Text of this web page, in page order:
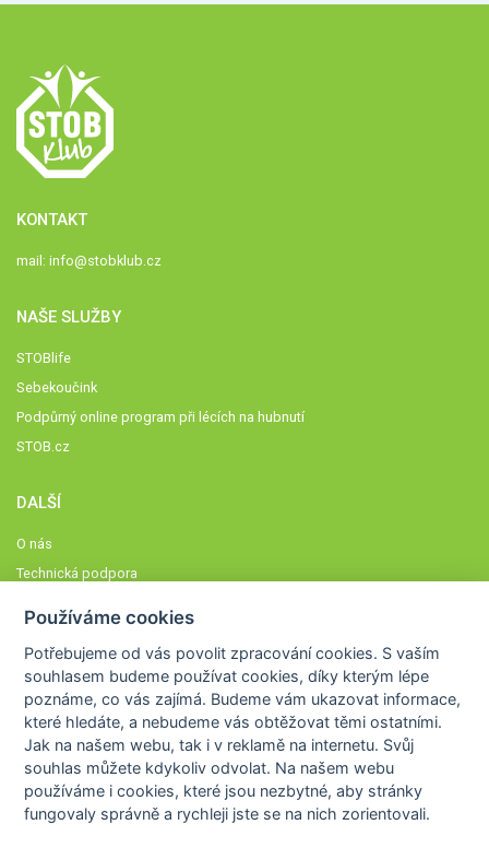
KONTAKT
mail: info@stobklub.cz
NAŠE SLUŽBY
STOBlife
Sebekoučink
Podpůrný online program při lécích na hubnutí
STOB.cz
DALŠÍ
O nás
Technická podpora
Členové STOBklubu
Zásady nakládání s osobními údaji
Otestujte se
Spočítejte si
Výzva 52
Používáme cookies
Potřebujeme od vás povolit zpracování cookies. S vaším
souhlasem budeme používat cookies, díky kterým lépe
poznáme,co vás zajímá. Budeme vám ukazovat informace,
které hledáte, a nebudeme vás obtěžovat těmi ostatními.
Jak na našem webu, tak i v reklamě na internetu. Svůj
souhlas můžete kdykoliv odvolat. Na našem webu
používáme i cookies, které jsou nezbytné, aby stránky
fungovaly správně a rychleji jste se na nich zorientovali.